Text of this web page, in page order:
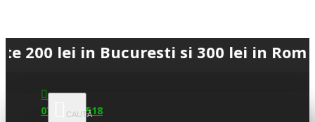
in Bucuresti si 300 lei in Romania
0745.677.518